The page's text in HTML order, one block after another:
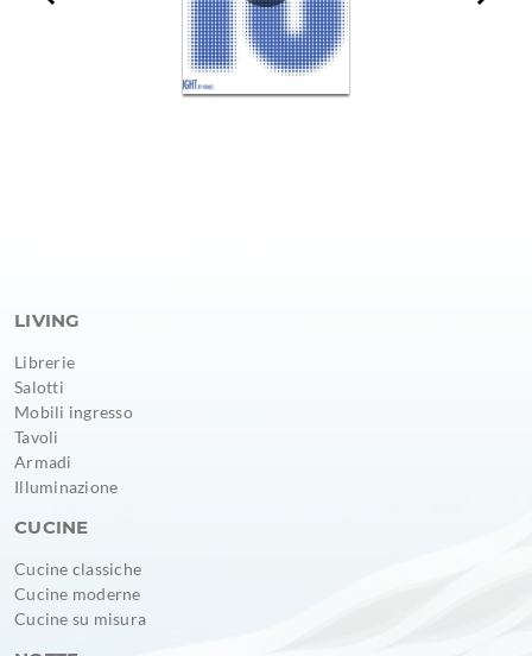
LIVING
Librerie
Salotti
Mobili ingresso
Tavoli
Armadi
Illuminazione
CUCINE
Cucine classiche
Cucine moderne
Cucine su misura